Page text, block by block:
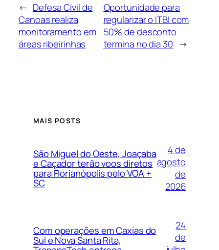
← Defesa Civil de
Canoas realiza
monitoramento em
áreas ribeirinhas
Oportunidade para
regularizar o ITBI com
50% de desconto
termina no dia 30 →
MAIS POSTS
São Miguel do Oeste, Joaçaba
e Caçador terão voos diretos
para Florianópolis pelo VOA +
SC
4 de
agosto
de
2026
Com operações em Caxias do
Sul e Nova Santa Rita,
24
de